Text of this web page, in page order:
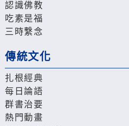
認識佛教
吃素是福
三時繫念
傳統文化
扎根經典
每日論語
群書治要
熱門動畫